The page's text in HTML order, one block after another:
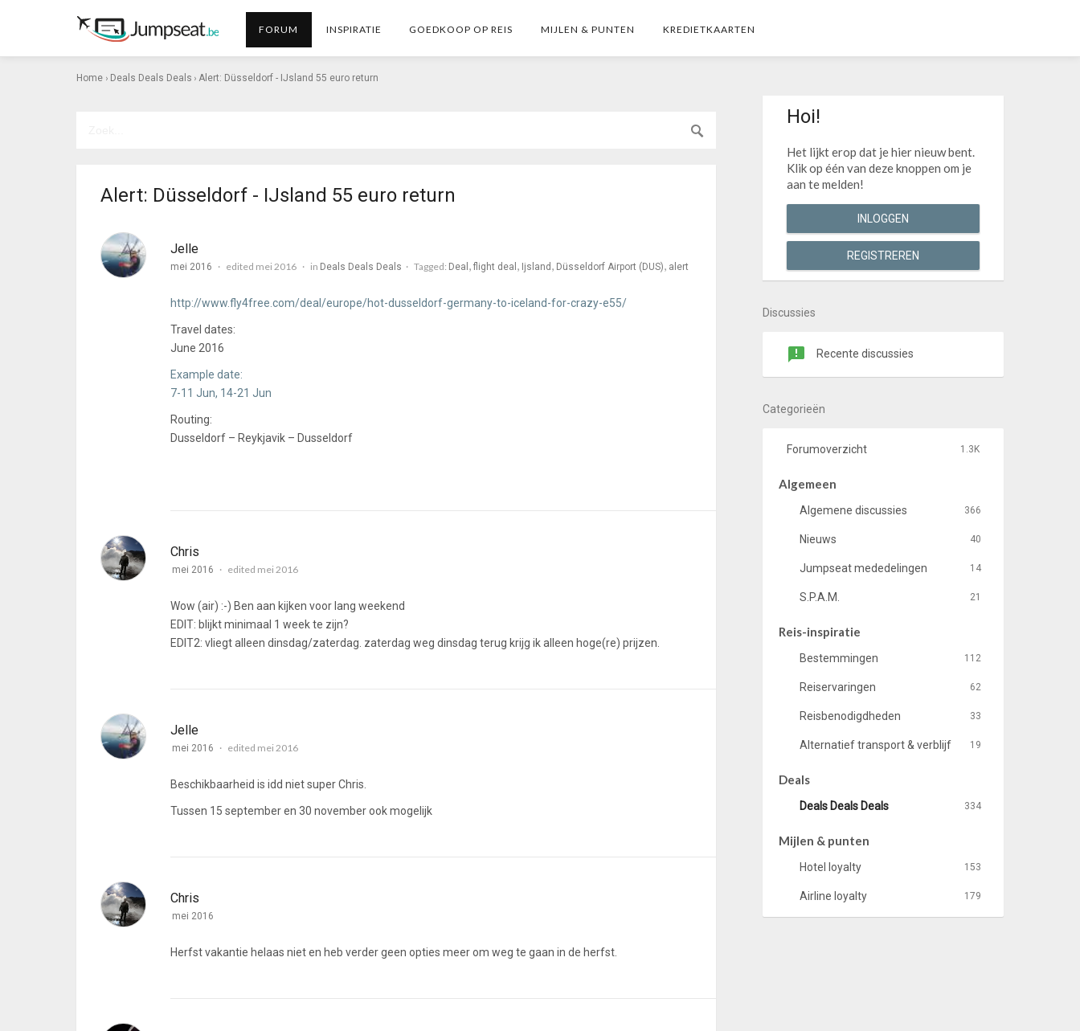
FORUM INSPIRATIE GOEDKOOP OP REIS MIJLEN & PUNTEN KREDIETKAARTEN
Home › Deals Deals Deals › Alert: Düsseldorf - IJsland 55 euro return
Alert: Düsseldorf - IJsland 55 euro return
Jelle
mei 2016 edited mei 2016 in Deals Deals Deals Tagged: Deal flight deal Ijsland Düsseldorf Airport (DUS) alert
http://www.fly4free.com/deal/europe/hot-dusseldorf-germany-to-iceland-for-crazy-e55/
Travel dates:
June 2016
Example date:
7-11 Jun, 14-21 Jun
Routing:
Dusseldorf – Reykjavik – Dusseldorf
Chris
mei 2016 edited mei 2016
Wow (air) :-) Ben aan kijken voor lang weekend
EDIT: blijkt minimaal 1 week te zijn?
EDIT2: vliegt alleen dinsdag/zaterdag. zaterdag weg dinsdag terug krijg ik alleen hoge(re) prijzen.
Jelle
mei 2016 edited mei 2016
Beschikbaarheid is idd niet super Chris.
Tussen 15 september en 30 november ook mogelijk
Chris
mei 2016
Herfst vakantie helaas niet en heb verder geen opties meer om weg te gaan in de herfst.
Hoi!
Het lijkt erop dat je hier nieuw bent.
Klik op één van deze knoppen om je
aan te melden!
INLOGGEN
REGISTREREN
Discussies
Recente discussies
Categorieën
1.3K
Forumoverzicht
Algemeen
366
Algemene discussies
40
Nieuws
14
Jumpseat mededelingen
21
S.P.A.M.
Reis-inspiratie
112
Bestemmingen
62
Reiservaringen
33
Reisbenodigdheden
19
Alternatief transport & verblijf
Deals
334
Deals Deals Deals
Mijlen & punten
153
Hotel loyalty
179
Airline loyalty